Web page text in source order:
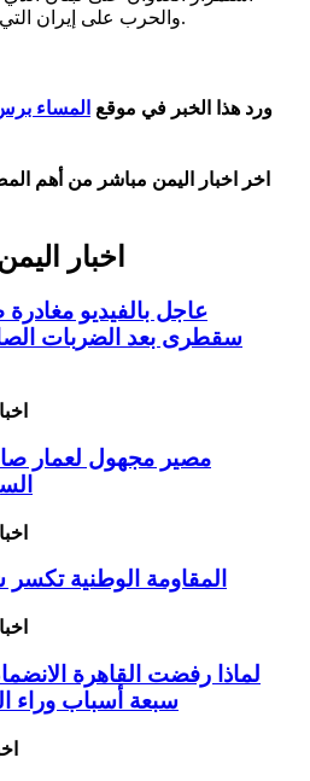
والحرب على إيران التي فجرت أزمة طاقة عالمية.
ورد هذا الخبر في موقع المساء
اخر اخبار اليمن مباشر من أهم
اخبار
عاجل بالفيديو
سقطرى بعد الضربات
مصير مجهول لعمار
المقاومة الوطنية تكسر
لماذا رفضت القاهرة
سبعة أسباب وراء